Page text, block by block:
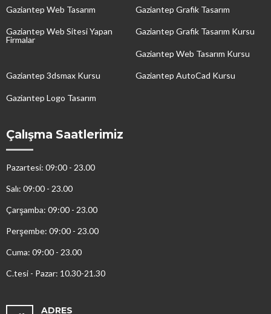
Gaziantep Web Tasarım Gaziantep Grafik Tasarım
Gaziantep Web Sitesi Yapan
Firmalar
Gaziantep Grafik Tasarım Kursu
Gaziantep Web Tasarım Kursu
Gaziantep 3dsmax Kursu Gaziantep AutoCad Kursu
Gaziantep Logo Tasarım
Çalışma Saatlerimiz
Pazartesi: 09:00 - 23.00
Salı: 09:00 - 23.00
Çarşamba: 09:00 - 23.00
Perşembe: 09:00 - 23.00
Cuma: 09:00 - 23.00
C.tesi - Pazar: 10.30-21.30
ADRES